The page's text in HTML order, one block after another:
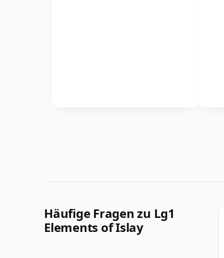
Häufige Fragen zu Lg1
Elements of Islay